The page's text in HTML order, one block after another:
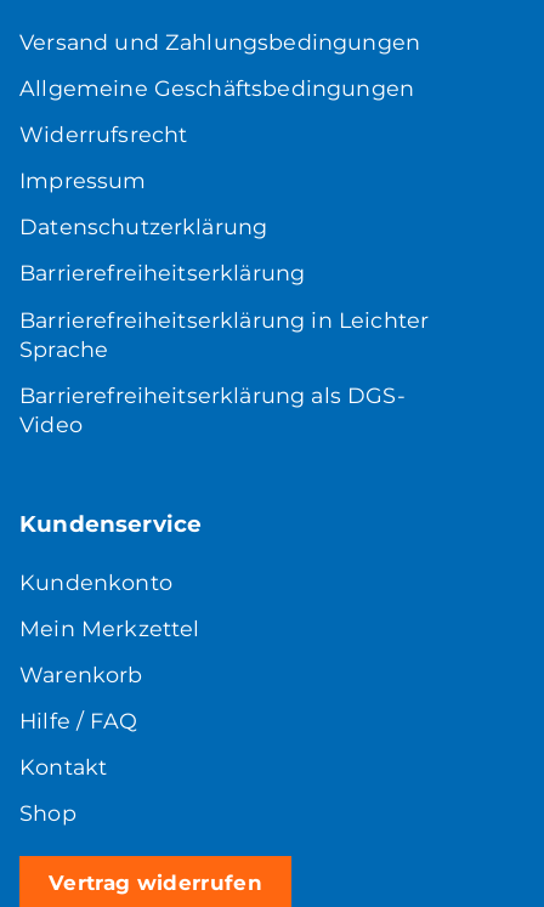
Versand und Zahlungsbedingungen
Allgemeine Geschäftsbedingungen
Widerrufsrecht
Impressum
Datenschutzerklärung
Barrierefreiheitserklärung
Barrierefreiheitserklärung in Leichter
Sprache
Barrierefreiheitserklärung als DGS-
Video
Kundenservice
Kundenkonto
Mein Merkzettel
Warenkorb
Hilfe / FAQ
Kontakt
Shop
Vertrag widerrufen